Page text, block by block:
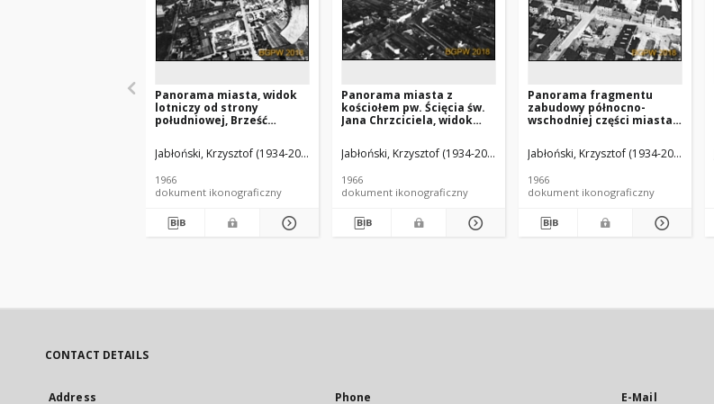
Panorama miasta, widok
lotniczy od strony
południowej, Brześć
Jabłoński, Krzysztof (1934-2014).
1966
dokument ikonograficzny
Panorama miasta z
kościołem pw. Ścięcia św.
Jana Chrzciciela, widok
zachodniej, Chojnice
Jabłoński, Krzysztof (1934-2014).
1966
dokument ikonograficzny
Panorama fragmentu
zabudowy północno-
wschodniej części miasta z
Piotra i Pawła, widok
lotniczy od strony
Jabłoński, Krzysztof (1934-2014).
1966
dokument ikonograficzny
CONTACT DETAILS
Address Phone E-Mail